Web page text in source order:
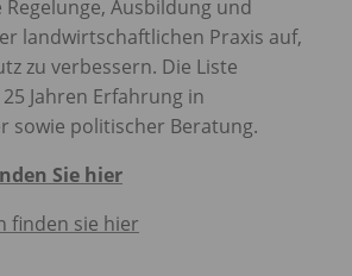
Regelunge, Ausbildung und
landwirtschaftlichen Praxis auf,
zu verbessern. Die Liste
Jahren Erfahrung in
sowie politischer Beratung.
Sie hier
finden sie hier